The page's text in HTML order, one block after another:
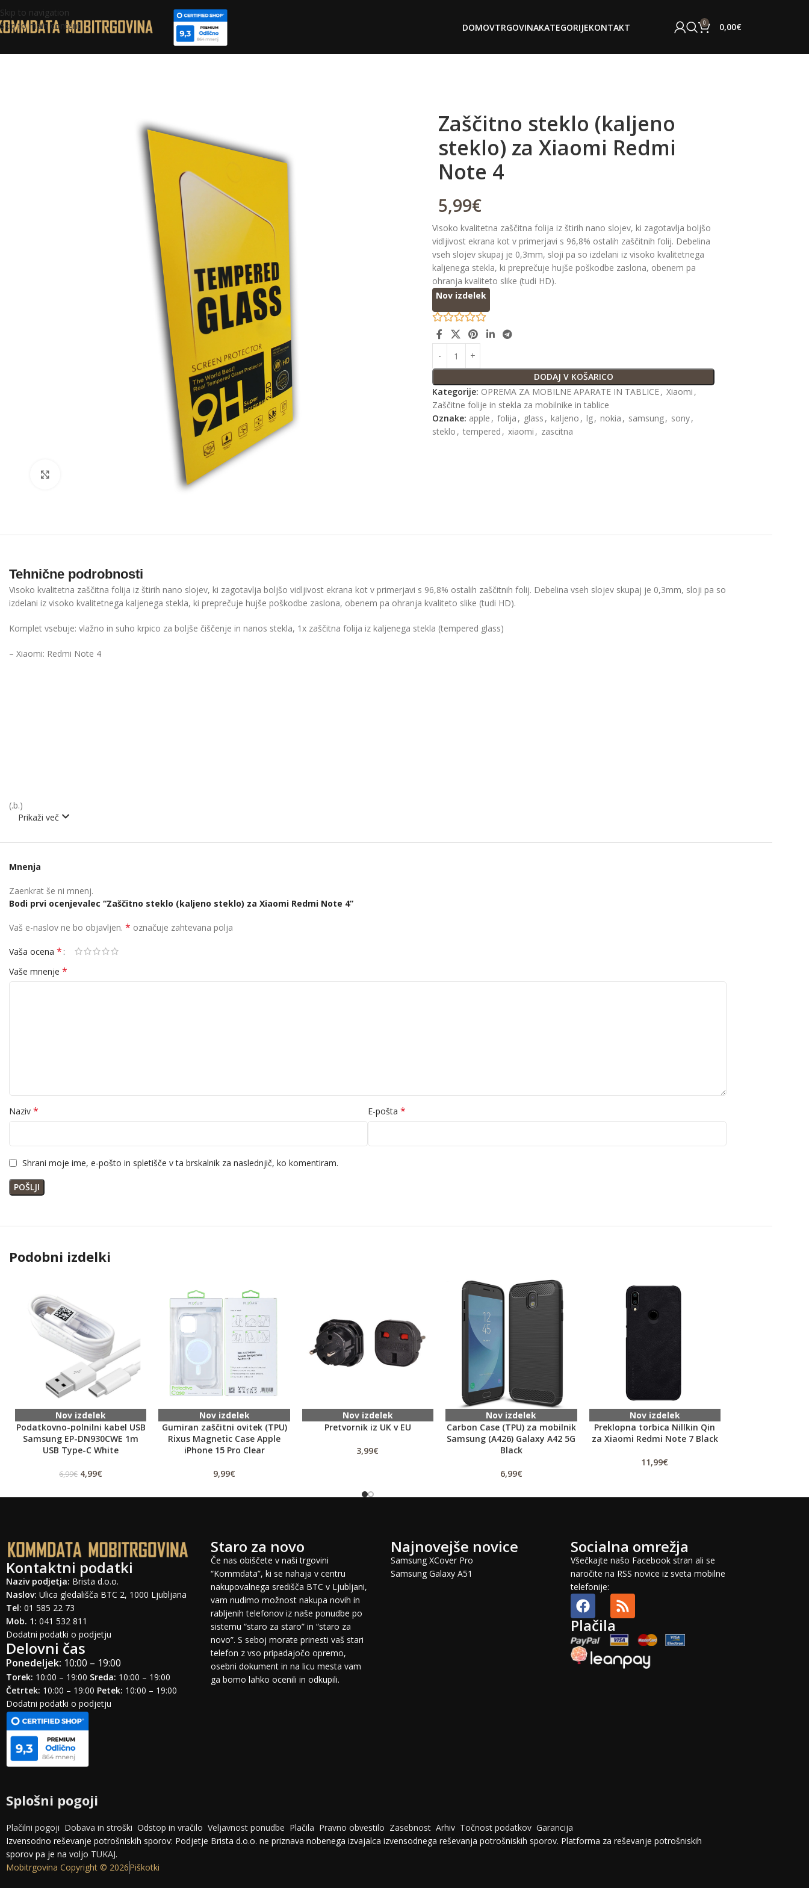
Skip to navigation
Skip to main content
DOMOVTRGOVINAKATEGORIJEKONTAKT 0 0,00€
Zaščitno steklo (kaljeno
steklo) za Xiaomi Redmi
Note 4
5,99€
Visoko kvalitetna zaščitna folija iz štirih nano slojev, ki zagotavlja boljšo
vidljivost ekrana kot v primerjavi s 96,8% ostalih zaščitnih folij. Debelina
vseh slojev skupaj je 0,3mm, sloji pa so izdelani iz visoko kvalitetnega
kaljenega stekla, ki preprečuje hujše poškodbe zaslona, obenem pa
ohranja kvaliteto slike (tudi HD).
DODAJ V KOŠARICO
Nov izdelek
Kategorije: OPREMA ZA MOBILNE APARATE IN TABLICE, Xiaomi ,
Zaščitne folije in stekla za mobilnike in tablice
Oznake: apple , folija , glass , kaljeno , lg, nokia , samsung, sony,
steklo , tempered , xiaomi , zascitna
Tehnične podrobnosti
Visoko kvalitetna zaščitna folija iz štirih nano slojev, ki zagotavlja boljšo vidljivost ekrana kot v primerjavi s 96,8% ostalih zaščitnih folij. Debelina vseh slojev skupaj je 0,3mm, sloji pa so
izdelani iz visoko kvalitetnega kaljenega stekla, ki preprečuje hujše poškodbe zaslona, obenem pa ohranja kvaliteto slike (tudi HD).
Komplet vsebuje: vlažno in suho krpico za boljše čiščenje in nanos stekla, 1x zaščitna folija iz kaljenega stekla (tempered glass)
– Xiaomi: Redmi Note 4
(.b.)
Prikaži več
Mnenja
Zaenkrat še ni mnenj.
Bodi prvi ocenjevalec “Zaščitno steklo (kaljeno steklo) za Xiaomi Redmi Note 4”
Vaš e-naslov ne bo objavljen. * označuje zahtevana polja
Vaša ocena *
Vaše mnenje *
Naziv * E-pošta *
Shrani moje ime, e-pošto in spletišče v ta brskalnik za naslednjič, ko komentiram.
Podobni izdelki
Nov izdelek
Podatkovno-polnilni kabel USB
Samsung EP-DN930CWE 1m
USB Type-C White
6,99€ 4,99€
Nov izdelek
Gumiran zaščitni ovitek (TPU)
Rixus Magnetic Case Apple
iPhone 15 Pro Clear
9,99€
Nov izdelek
Pretvornik iz UK v EU
3,99€
Nov izdelek
Carbon Case (TPU) za mobilnik
Samsung (A426) Galaxy A42 5G
Black
6,99€
Nov izdelek
Preklopna torbica Nillkin Qin
za Xiaomi Redmi Note 7 Black
11,99€
Kontaktni podatki
Naziv podjetja: Brista d.o.o.
Naslov: Ulica gledališča BTC 2, 1000 Ljubljana
Tel: 01 585 22 73
Mob. 1: 041 532 811
Dodatni podatki o podjetju
Delovni čas
Ponedeljek: 10:00 – 19:00
Torek: 10:00 – 19:00 Sreda: 10:00 – 19:00
Četrtek: 10:00 – 19:00 Petek: 10:00 – 19:00
Dodatni podatki o podjetju
Staro za novo
Če nas obiščete v naši trgovini
“Kommdata”, ki se nahaja v centru
nakupovalnega središča BTC v Ljubljani,
vam nudimo možnost nakupa novih in
rabljenih telefonov iz naše ponudbe po
sistemu “staro za staro” in “staro za
novo”. S seboj morate prinesti vaš stari
telefon z vso pripadajočo opremo,
osebni dokument in na licu mesta vam
ga bomo lahko ocenili in odkupili.
Najnovejše novice
Samsung XCover Pro
Samsung Galaxy A51
Socialna omrežja
Všečkajte našo Facebook stran ali se
naročite na RSS novice iz sveta mobilne
telefonije:
Plačila
Splošni pogoji
Plačilni pogoji Dobava in stroški Odstop in vračilo Veljavnost ponudbe Plačila Pravno obvestilo Zasebnost Arhiv Točnost podatkov Garancija
Izvensodno reševanje potrošniskih sporov: Podjetje Brista d.o.o. ne priznava nobenega izvajalca izvensodnega reševanja potrošniskih sporov. Platforma za reševanje potrošniskih
sporov pa je na voljo TUKAJ.
Mobitrgovina Copyright © 2026Piškotki